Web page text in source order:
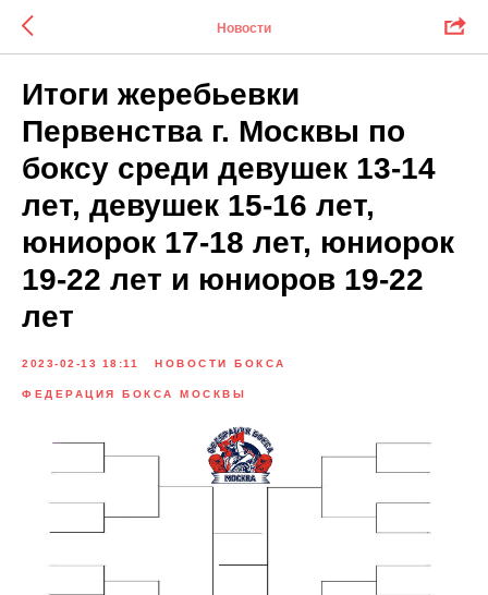
Новости
Итоги жеребьевки
Первенства г. Москвы по
боксу среди девушек 13-14
лет, девушек 15-16 лет,
юниорок 17-18 лет, юниорок
19-22 лет и юниоров 19-22
лет
2023-02-13 18:11 НОВОСТИ БОКСА
ФЕДЕРАЦИЯ БОКСА МОСКВЫ